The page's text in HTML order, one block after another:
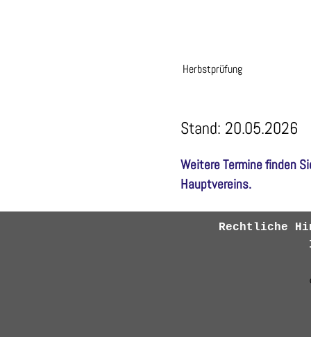
Herbstprüfung
Stand: 20.05.2026
Weitere Termine finden
Hauptvereins.
Rechtliche